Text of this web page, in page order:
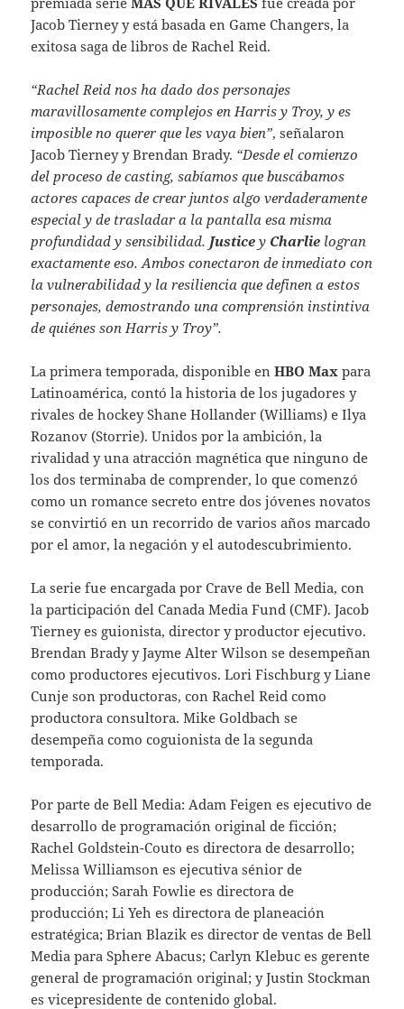
Jacob Tierney y está basada en Game Changers, la
exitosa saga de libros de Rachel Reid.
“Rachel Reid nos ha dado dos personajes
maravillosamente complejos en Harris y Troy, y es
imposible no querer que les vaya bien”, señalaron
Jacob Tierney y Brendan Brady. “Desde el comienzo
del proceso de casting, sabíamos que buscábamos
actores capaces de crear juntos algo verdaderamente
especial y de trasladar a la pantalla esa misma
profundidad y sensibilidad. Justicey Charlie logran
exactamente eso. Ambos conectaron de inmediato con
la vulnerabilidad y la resiliencia que definen a estos
personajes, demostrando una comprensión instintiva
de quiénes son Harris y Troy”.
La primera temporada, disponible enHBO Maxpara
Latinoamérica, contó la historia de los jugadores y
rivales de hockey Shane Hollander (Williams) e Ilya
Rozanov (Storrie). Unidos por la ambición, la
rivalidad y una atracción magnética que ninguno de
los dos terminaba de comprender, lo que comenzó
como un romance secreto entre dos jóvenes novatos
se convirtió en un recorrido de varios años marcado
por el amor, la negación y el autodescubrimiento.
La serie fue encargada por Crave de Bell Media, con
la participación del Canada Media Fund (CMF). Jacob
Tierney es guionista, director y productor ejecutivo.
Brendan Brady y Jayme Alter Wilson se desempeñan
como productores ejecutivos. Lori Fischburg y Liane
Cunje son productoras, con Rachel Reid como
productora consultora. Mike Goldbach se
desempeña como coguionista de la segunda
temporada.
Por parte de Bell Media: Adam Feigen es ejecutivo de
desarrollo de programación original de ficción;
Rachel Goldstein-Couto es directora de desarrollo;
Melissa Williamson es ejecutiva sénior de
producción; Sarah Fowlie es directora de
producción; Li Yeh es directora de planeación
estratégica; Brian Blazik es director de ventas de Bell
Media para Sphere Abacus; Carlyn Klebuc es gerente
general de programación original; y Justin Stockman
es vicepresidente de contenido global.